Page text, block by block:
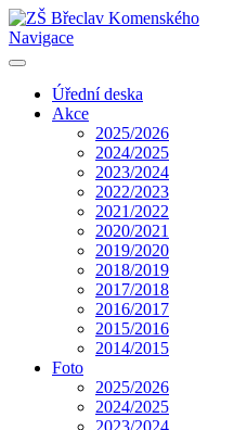
Navigace
Úřední deska
Akce
2025/2026
2024/2025
2023/2024
2022/2023
2021/2022
2020/2021
2019/2020
2018/2019
2017/2018
2016/2017
2015/2016
2014/2015
Foto
2025/2026
2024/2025
2023/2024